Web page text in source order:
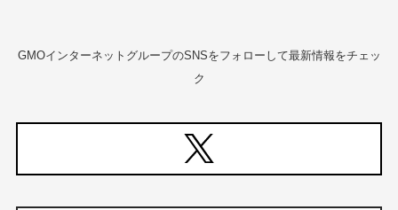
GMOインターネットグループのSNSをフォローして最新情報をチェッ
ク